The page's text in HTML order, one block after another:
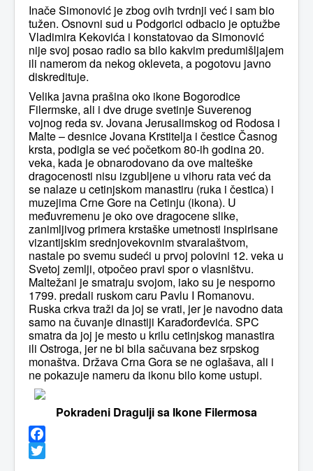
Inače Simonović je zbog ovih tvrdnji već i sam bio
tužen. Osnovni sud u Podgorici odbacio je optužbe
Vladimira Kekovića i konstatovao da Simonović
nije svoj posao radio sa bilo kakvim predumišljajem
ili namerom da nekog okleveta, a pogotovu javno
diskredituje.
Velika javna prašina oko ikone Bogorodice
Filermske, ali i dve druge svetinje Suverenog
vojnog reda sv. Jovana Jerusalimskog od Rodosa i
Malte – desnice Jovana Krstitelja i čestice Časnog
krsta, podigla se već početkom 80-ih godina 20.
veka, kada je obnarodovano da ove malteške
dragocenosti nisu izgubljene u vihoru rata već da
se nalaze u cetinjskom manastiru (ruka i čestica) i
muzejima Crne Gore na Cetinju (ikona). U
međuvremenu je oko ove dragocene slike,
zanimljivog primera krstaške umetnosti inspirisane
vizantijskim srednjovekovnim stvaralaštvom,
nastale po svemu sudeći u prvoj polovini 12. veka u
Svetoj zemlji, otpočeo pravi spor o vlasništvu.
Maltežani je smatraju svojom, iako su je nesporno
1799. predali ruskom caru Pavlu I Romanovu.
Ruska crkva traži da joj se vrati, jer je navodno data
samo na čuvanje dinastiji Karađorđevića. SPC
smatra da joj je mesto u krilu cetinjskog manastira
ili Ostroga, jer ne bi bila sačuvana bez srpskog
monaštva. Država Crna Gora se ne oglašava, ali i
ne pokazuje nameru da ikonu bilo kome ustupi.
Pokradeni Dragulji sa Ikone Filermosa
Facebook